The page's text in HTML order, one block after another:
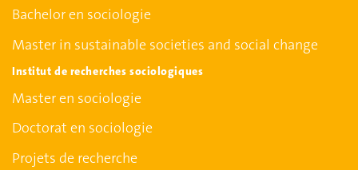
Bachelor en sociologie
Master in sustainable societies and social change
Institut de recherches sociologiques
Master en sociologie
Doctorat en sociologie
Projets de recherche